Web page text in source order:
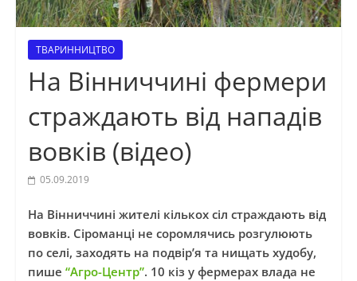
ТВАРИННИЦТВО
На Вінниччині фермери
страждають від нападів
вовків (відео)
05.09.2019
На Вінниччині жителі кількох сіл страждають від
вовків. Сіроманці не соромлячись розгулюють
по селі, заходять на подвір’я та нищать худобу,
пише “Агро-Центр”. 10 кіз у фермерах влада не